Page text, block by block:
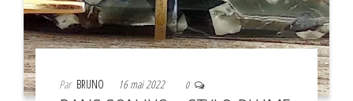
Par BRUNO 16 mai 2022 0